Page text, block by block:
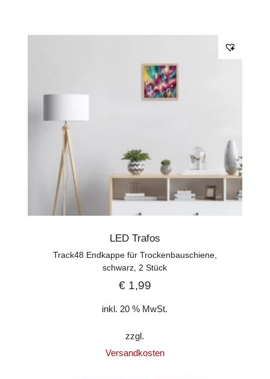
LED Trafos
Track48 Endkappe für Trockenbauschiene,
schwarz, 2 Stück
€1,99
inkl. 20 % MwSt.
zzgl.
Versandkosten